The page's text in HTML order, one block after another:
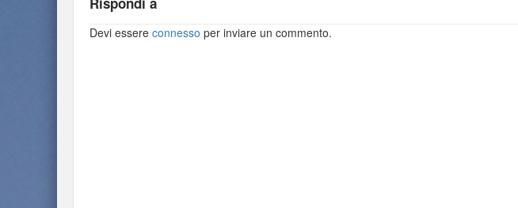
Devi essere connesso per inviare un commento.